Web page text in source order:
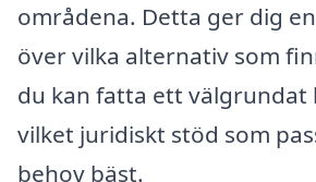
områdena. Detta ger dig
över vilka alternativ som
du kan fatta ett välgrundat
vilket juridiskt stöd som
behov bäst.